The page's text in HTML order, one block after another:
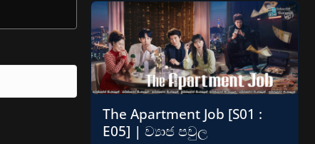
The Apartment Job [S01 :
E05] | ව්‍යාජ පවුල